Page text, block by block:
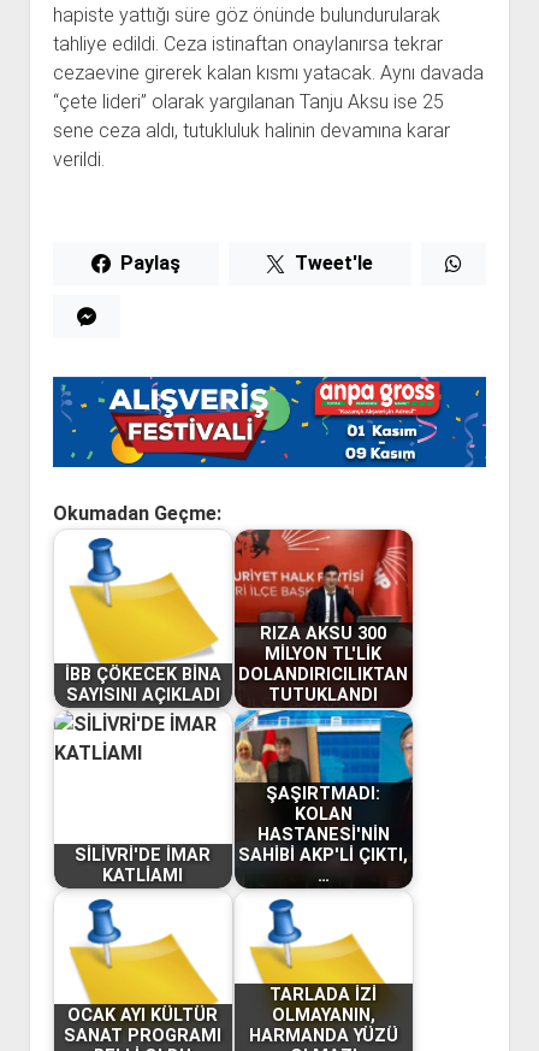
hapiste yattığı süre göz önünde bulundurularak
tahliye edildi. Ceza istinaftan onaylanırsa tekrar
cezaevine girerek kalan kısmı yatacak. Aynı davada
“çete lideri” olarak yargılanan Tanju Aksu ise 25
sene ceza aldı, tutukluluk halinin devamına karar
verildi.
Paylaş Tweet'le
Okumadan Geçme:
İBB ÇÖKECEK BİNA
SAYISINI AÇIKLADI
RIZA AKSU 300
MİLYON TL'LİK
DOLANDIRICILIKTAN
TUTUKLANDI
SİLİVRİ'DE İMAR
KATLİAMI
ŞAŞIRTMADI:
KOLAN
HASTANESİ'NİN
SAHİBİ AKP'Lİ ÇIKTI,
…
OCAK AYI KÜLTÜR
SANAT PROGRAMI
TARLADA İZİ
OLMAYANIN,
HARMANDA YÜZÜ